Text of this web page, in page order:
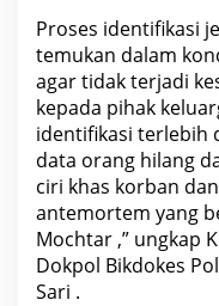
r
b
a
n
E
r
u
s
i
u
n
n
Proses identifikasi
temukan dalam
agar tidak terjadi
kepada pihak
identifikasi terlebih
data orang hilang
ciri khas korban
antemortem yang
Mochtar ,” ungkap
Dokpol Bikdokes
Sari .